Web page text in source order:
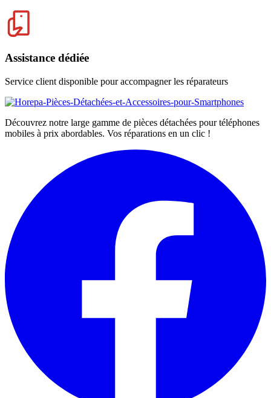
Assistance dédiée
Service client disponible pour accompagner les réparateurs
Découvrez notre large gamme de pièces détachées pour téléphones
mobiles à prix abordables. Vos réparations en un clic !